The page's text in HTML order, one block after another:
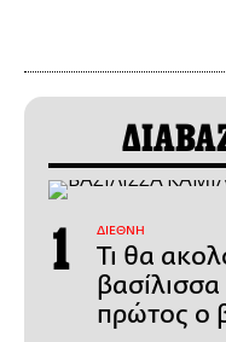
ΔΙΕΘΝΗ
Τι θα
πρώτος ο